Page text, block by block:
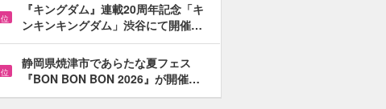
位
『キングダム』連載20周年記念「キ
ンキンキングダム」渋谷にて開催…
位
静岡県焼津市であらたな夏フェス
『BON BON BON 2026』が開催…